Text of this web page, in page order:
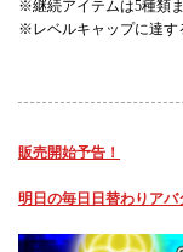
※継続アイテムは5種類
※レベルキャップに達す
販売開始予告！
明日の毎日日替わりアバ